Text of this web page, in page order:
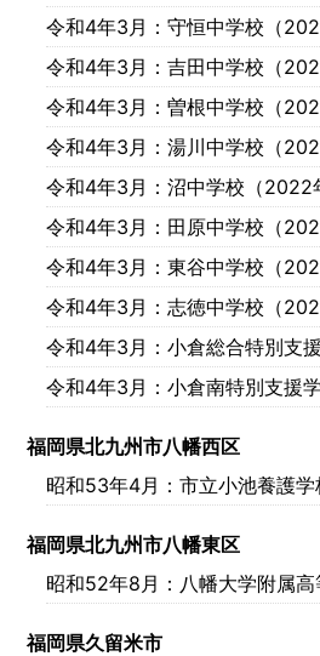
令和4年3月 ：守恒中学校（
令和4年3月 ：吉田中学校（
令和4年3月 ：曽根中学校（
令和4年3月 ：湯川中学校（
令和4年3月 ：沼中学校（2022
令和4年3月 ：田原中学校（
令和4年3月 ：東谷中学校（
令和4年3月 ：志徳中学校（
令和4年3月 ：小倉総合特別支
令和4年3月 ：小倉南特別支援
福岡県北九州市八幡西区
昭和53年4月 ：市立小池養護学
福岡県北九州市八幡東区
昭和52年8月 ：八幡大学附属
福岡県久留米市